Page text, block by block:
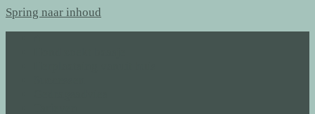
Spring naar inhoud